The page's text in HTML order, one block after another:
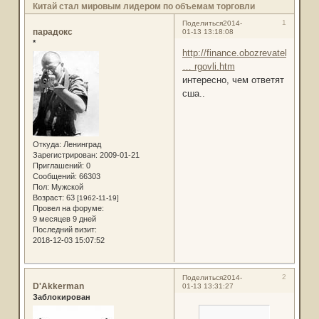
Китай стал мировым лидером по объемам торговли
Поделиться 1
2014-
01-13 13:18:08
парадокс
*
Откуда: Ленинград
Зарегистрирован: 2009-01-21
Приглашений: 0
Сообщений: 66303
Пол: Мужской
Возраст: 63 [1962-11-19]
Провел на форуме:
9 месяцев 9 дней
Последний визит:
2018-12-03 15:07:52
http://finance.obozrevatel.com/
… rgovli.htm
интересно, чем ответят
сша..
Поделиться 2
2014-
01-13 13:31:27
D'Akkerman
Заблокирован